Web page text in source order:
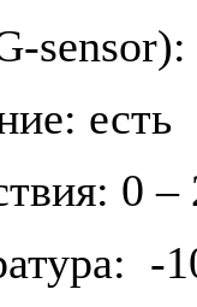
sensor):
есть
0
-